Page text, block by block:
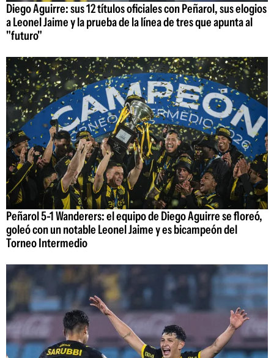
Diego Aguirre: sus 12 títulos oficiales con Peñarol, sus elogios
a Leonel Jaime y la prueba de la línea de tres que apunta al
"futuro"
Peñarol 5-1 Wanderers: el equipo de Diego Aguirre se floreó,
goleó con un notable Leonel Jaime y es bicampeón del
Torneo Intermedio